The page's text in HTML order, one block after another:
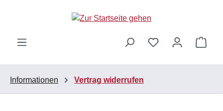
Zum Hauptinhalt springen
Informationen Vertrag widerrufen